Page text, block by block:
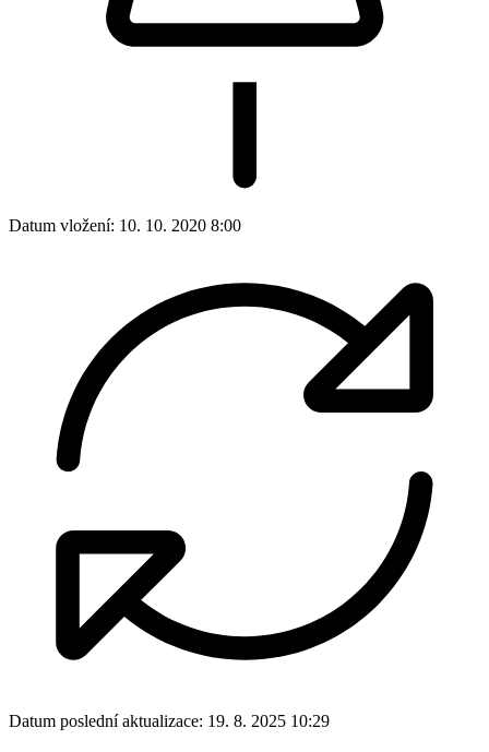
Datum vložení: 10. 10. 2020 8:00
Datum poslední aktualizace: 19. 8. 2025 10:29